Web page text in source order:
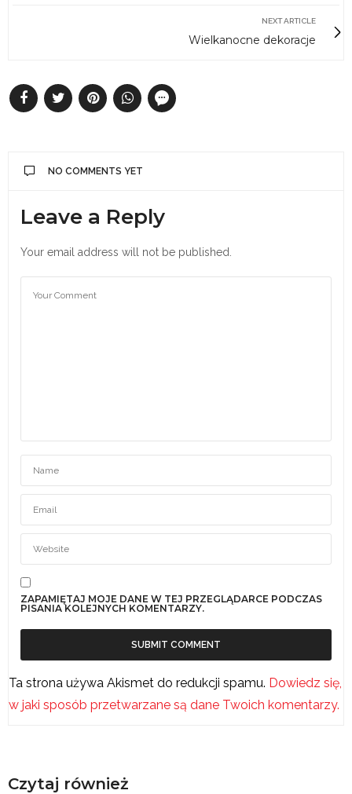
NEXT ARTICLE
Wielkanocne dekoracje
NO COMMENTS YET
Leave a Reply
Your email address will not be published.
ZAPAMIĘTAJ MOJE DANE W TEJ PRZEGLĄDARCE PODCZAS
PISANIA KOLEJNYCH KOMENTARZY.
Ta strona używa Akismet do redukcji spamu. Dowiedz się,
w jaki sposób przetwarzane są dane Twoich komentarzy.
Czytaj również